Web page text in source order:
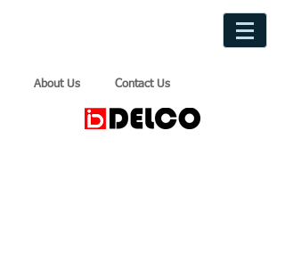
About Us Contact Us